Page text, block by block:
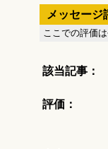
メッセージ
ここでの評価
該当記事：
評価：